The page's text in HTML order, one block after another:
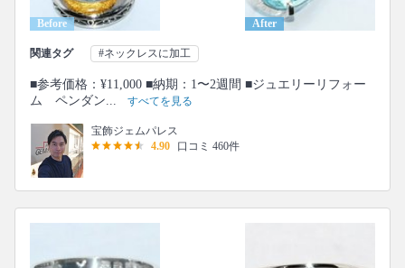
Before After
関連タグ #ネックレスに加工
■参考価格：¥11,000 ■納期：1〜2週間 ■ジュエリーリフォー
ム ペンダン...
すべてを見る
宝飾ジェムパレス
4.90
口コミ 460件